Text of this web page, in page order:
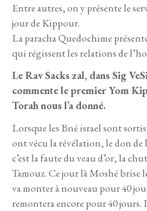
Entre autres, on y présente le
jour de Kippour.
La paracha Quedochime
qui régissent les relations de
Le Rav Sacks zal, dans Sig
commente le premier Yom
Torah nous l’a donné.
Lorsque les Bné israel sont
ont vécu la révélation, le don de
c’est la faute du veau d’or, la
Tamouz. Ce jour là Moshé brise
va monter à nouveau pour 40
remontera encore pour 40